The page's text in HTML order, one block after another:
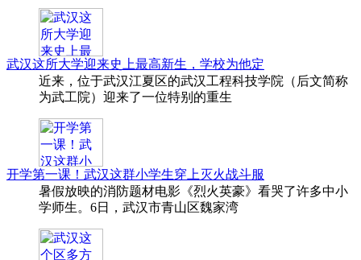
武汉这所大学迎来史上最高新生，学校为他定
近来，位于武汉江夏区的武汉工程科技学院（后文简称
为武工院）迎来了一位特别的重生
开学第一课！武汉这群小学生穿上灭火战斗服
暑假放映的消防题材电影《烈火英豪》看哭了许多中小
学师生。6日，武汉市青山区魏家湾